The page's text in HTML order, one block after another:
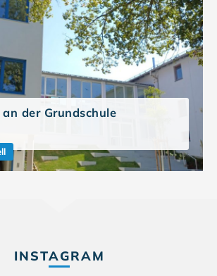
der Grundschule
INSTAGRAM